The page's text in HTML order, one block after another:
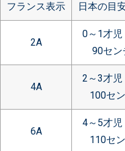
フランス表示 日本の目
2A
0～1才児
90セン
4A
2～3才児
100セン
6A
4～5才児
110セン